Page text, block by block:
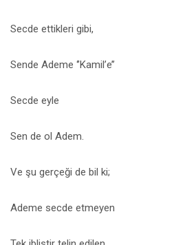
Secde ettikleri gibi,
Sende Ademe ‘’Kamil’e’’
Secde eyle
Sen de ol Adem.
Ve şu gerçeği de bil ki;
Ademe secde etmeyen